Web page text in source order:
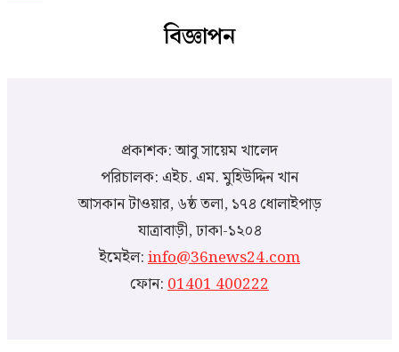
বিজ্ঞাপন
প্রকাশক: আবু সায়েম খালেদ
পরিচালক: এইচ. এম. মুহিউদ্দিন খান
আসকান টাওয়ার, ৬ষ্ঠ তলা, ১৭৪ ধোলাইপাড়
যাত্রাবাড়ী, ঢাকা-১২০৪
ইমেইল:info@36news24.com
ফোন:01401 400222